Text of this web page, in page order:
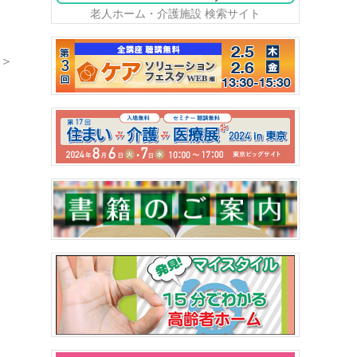
老人ホーム・介護施設 検索サイト